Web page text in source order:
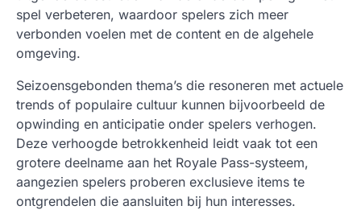
spel verbeteren, waardoor spelers zich meer
verbonden voelen met de content en de algehele
omgeving.
Seizoensgebonden thema’s die resoneren met actuele
trends of populaire cultuur kunnen bijvoorbeeld de
opwinding en anticipatie onder spelers verhogen.
Deze verhoogde betrokkenheid leidt vaak tot een
grotere deelname aan het Royale Pass-systeem,
aangezien spelers proberen exclusieve items te
ontgrendelen die aansluiten bij hun interesses.